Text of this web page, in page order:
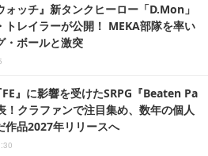
ォッチ』新タンクヒーロー「D.Mon」
トレイラーが公開！ MEKA部隊を率い
・ボールと激突
FE』に影響を受けたSRPG『Beaten Pa
！クラファンで注目集め、数年の個人
作品2027年リリースへ